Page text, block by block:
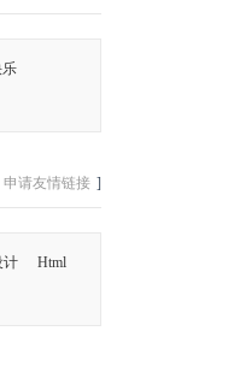
乐
申请友情链接 ]
计
Html